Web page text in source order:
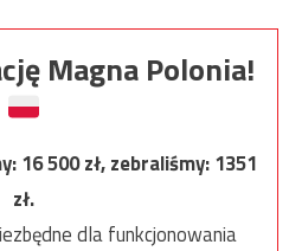
Magna Polonia!
16 500zł, zebraliśmy:1351
zł.
dla funkcjonowania